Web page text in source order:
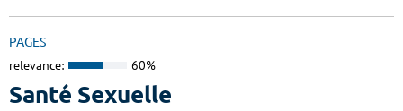
PAGES
relevance: 60%
Santé Sexuelle